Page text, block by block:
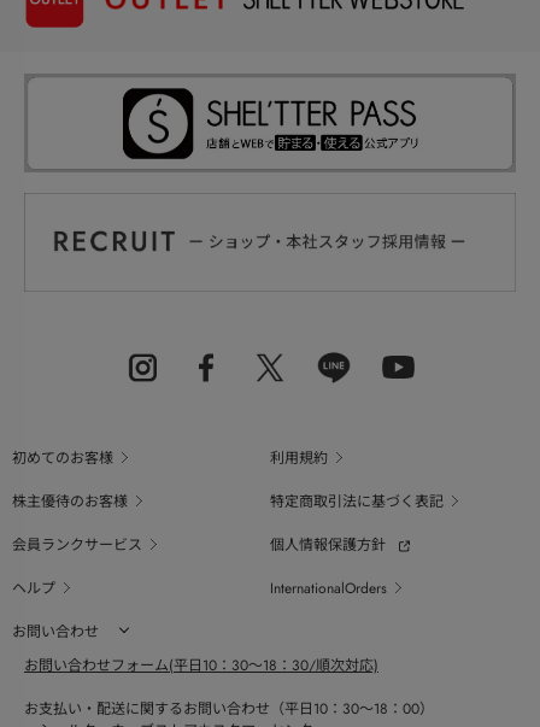
初めてのお客様
利用規約
株主優待のお客様
特定商取引法に基づく表記
会員ランクサービス
個人情報保護方針
ヘルプ
InternationalOrders
お問い合わせ
お問い合わせフォーム(平日10：30～18：30/順次対応)
お支払い・配送に関するお問い合わせ（平日10：30～18：00）